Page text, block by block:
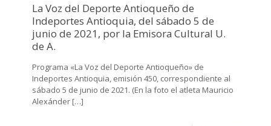
La Voz del Deporte Antioqueño de
Indeportes Antioquia, del sábado 5 de
junio de 2021, por la Emisora Cultural U.
de A.
Programa «La Voz del Deporte Antioqueño» de
Indeportes Antioquia, emisión 450, correspondiente al
sábado 5 de junio de 2021. (En la foto el atleta Mauricio
Alexánder […]